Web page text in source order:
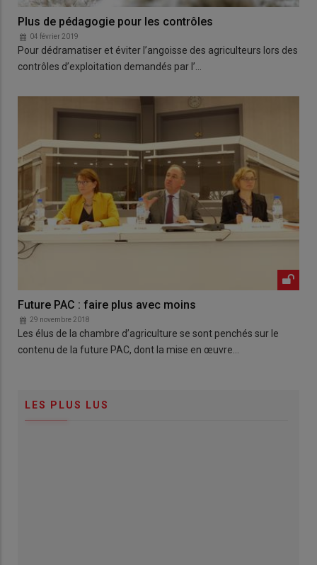
Plus de pédagogie pour les contrôles
04 février 2019
Pour dédramatiser et éviter l’angoisse des agriculteurs lors des
contrôles d’exploitation demandés par l’…
Future PAC : faire plus avec moins
29 novembre 2018
Les élus de la chambre d’agriculture se sont penchés sur le
contenu de la future PAC, dont la mise en œuvre…
LES PLUS LUS